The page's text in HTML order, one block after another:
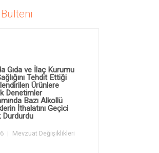
Gıda ve İlaç Kurumu
Tehdit Ettiği
Ürünlere
Denetimler
Bazı Alkollü
İthalatını Geçici
Durdurdu
Mevzuat Değişiklikleri